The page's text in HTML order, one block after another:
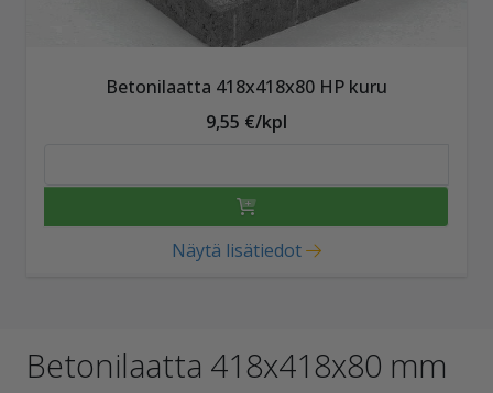
Betonilaatta 418x418x80 HP kuru
9,55 €/kpl
Näytä lisätiedot
Betonilaatta 418x418x80 mm